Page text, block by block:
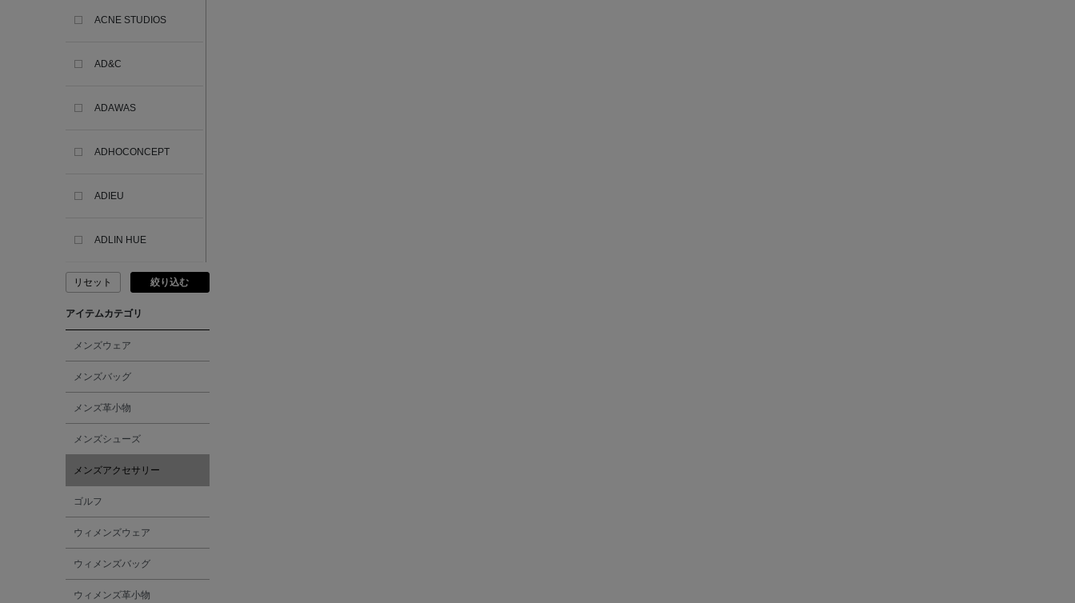
ACNE STUDIOS
AD&C
ADAWAS
ADHOCONCEPT
ADIEU
ADLIN HUE
ADVISORY BOARD
AESOP
ALBERT THURSTON
ALESSANDRO
GHERARDI
ALL THE WAYS TO SAY
リセット 絞り込む
アイテムカテゴリ
メンズウェア
メンズバッグ
メンズ革小物
メンズシューズ
メンズアクセサリー
ゴルフ
ウィメンズウェア
ウィメンズバッグ
ウィメンズ革小物